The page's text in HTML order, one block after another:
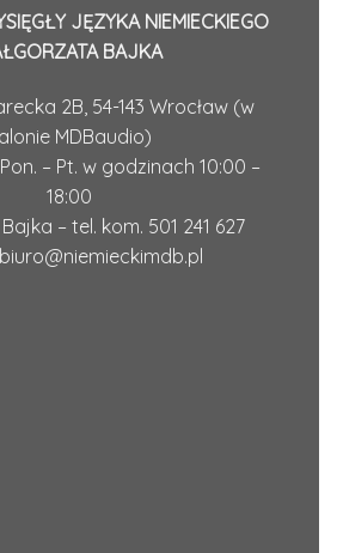
JĘZYKA NIEMIECKIEGO
BAJKA
2B, 54-143 Wrocław (w
MDBaudio)
– Pt. w godzinach 10:00 –
18:00
– tel. kom. 501 241 627
biuro@niemieckimdb.pl